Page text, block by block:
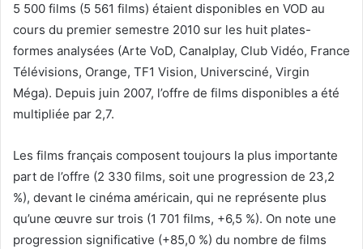
5 500 films (5 561 films) étaient disponibles en VOD au
cours du premier semestre 2010 sur les huit plates-
formes analysées (Arte VoD, Canalplay, Club Vidéo, France
Télévisions, Orange, TF1 Vision, Universciné, Virgin
Méga). Depuis juin 2007, l’offre de films disponibles a été
multipliée par 2,7.
Les films français composent toujours la plus importante
part de l’offre (2 330 films, soit une progression de 23,2
%), devant le cinéma américain, qui ne représente plus
qu’une œuvre sur trois (1 701 films, +6,5 %). On note une
progression significative (+85,0 %) du nombre de films